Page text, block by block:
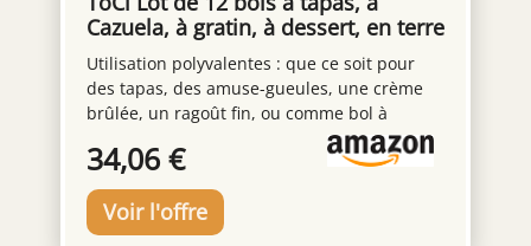
Cazuela, à gratin, à dessert, en terre
cuite, 175 ml, diamètre : 11,5 cm,
barquettes méditerranéennes,
traditionnelles, d'Espagne, marron
Utilisation polyvalentes : que ce soit pour
des tapas, des amuse-gueules, une crème
brûlée, un ragoût fin, ou comme bol à
dessert. Les petits ramequins peuvent être
utilisés de multiples façons. Design
classique : apportez le sentiment de vie
espagnole à la table à manger en la
décorant avec nos magnifiques bols en terre
34,06 €